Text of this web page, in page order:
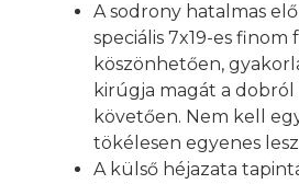
A sodrony hatalmas
speciális 7x19-es finom
köszönhetően,
kirúgja magát a dobról
követően. Nem kell
tökélesen egyenes
A külső héjazata